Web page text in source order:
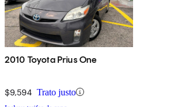
2010 Toyota Prius One
$9,594 Trato justo